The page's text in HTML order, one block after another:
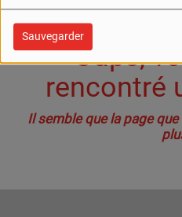
Sauvegarder
Oups,
rencontré
Il semble que la page que